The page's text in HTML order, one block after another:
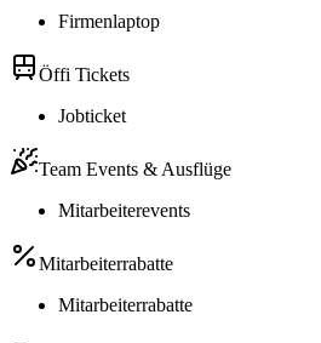
Firmenlaptop
Öffi Tickets
Jobticket
Team Events & Ausflüge
Mitarbeiterevents
Mitarbeiterrabatte
Mitarbeiterrabatte